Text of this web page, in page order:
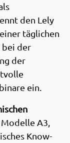
den Lely
täglichen
der
der
ein.
A3,
Know-